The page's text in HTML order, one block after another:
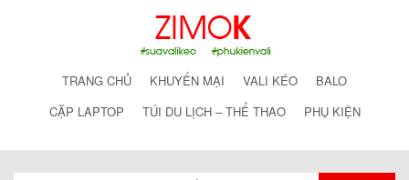
TRANG CHỦ KHUYẾN MẠI VALI KÉO
BALO
CẶP LAPTOP
TÚI DU LỊCH – THỂ THAO PHỤ KIỆN